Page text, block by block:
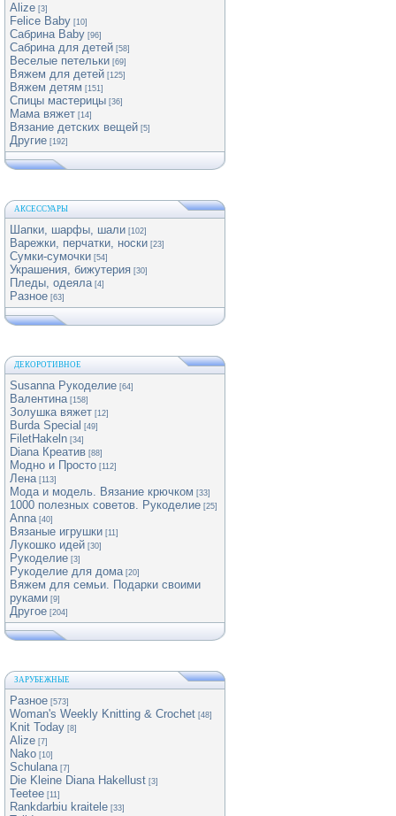
Alize [3]
Felice Baby [10]
Сабрина Baby [96]
Сабрина для детей [58]
Веселые петельки [69]
Вяжем для детей [125]
Вяжем детям [151]
Спицы мастерицы [36]
Мама вяжет [14]
Вязание детских вещей [5]
Другие [192]
АКСЕССУАРЫ
Шапки, шарфы, шали [102]
Варежки, перчатки, носки [23]
Сумки-сумочки [54]
Украшения, бижутерия [30]
Пледы, одеяла [4]
Разное [63]
ДЕКОРОТИВНОЕ
Susanna Рукоделие [64]
Валентина [158]
Золушка вяжет [12]
Burda Special [49]
FiletHakeln [34]
Diana Креатив [88]
Модно и Просто [112]
Лена [113]
Мода и модель. Вязание крючком [33]
1000 полезных советов. Рукоделие [25]
Anna [40]
Вязаные игрушки [11]
Лукошко идей [30]
Рукоделие [3]
Рукоделие для дома [20]
Вяжем для семьи. Подарки своими
руками [9]
Другое [204]
ЗАРУБЕЖНЫЕ
Разное [573]
Woman's Weekly Knitting & Crochet [48]
Knit Today [8]
Alize [7]
Nako [10]
Schulana [7]
Die Kleine Diana Hakellust [3]
Teetee [11]
Rankdarbiu kraitele [33]